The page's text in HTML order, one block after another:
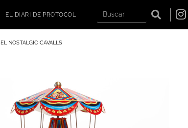
EL DIARI DE PROTOCOL
NOSTALGIC CAVALLS